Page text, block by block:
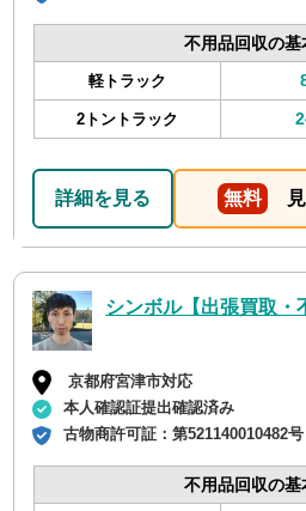
不用品回収の基
軽トラック
2トントラック
詳細を見る 無料 見
京都府宮津市対応
本人確認証提出確認済み
古物商許可証：第521140010482号
不用品回収の基